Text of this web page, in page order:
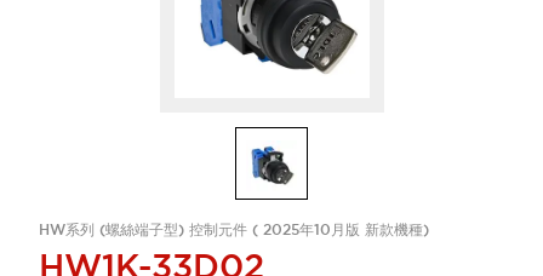
HW系列 (螺絲端子型) 控制元件 ( 2025年10月版 新款機種)
HW1K-33D02